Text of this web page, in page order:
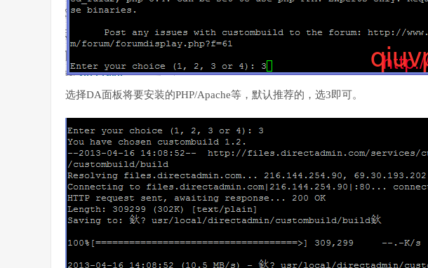
选择DA面板将要安装的PHP/Apache等，默认推荐的，选3即可。